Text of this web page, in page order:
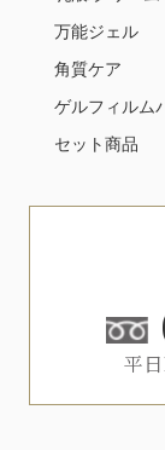
平
万能ジェル
角質ケア
ゲルフィルム
セット商品